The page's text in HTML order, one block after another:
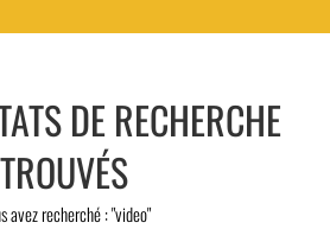
DE RECHERCHE
TROUVÉS
avez recherché : "video"